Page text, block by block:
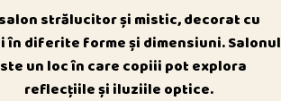
strălucitor și mistic, decorat cu
în diferite forme și dimensiuni. Salonul
un loc în care copiii pot explora
reflecțiile și iluziile optice.